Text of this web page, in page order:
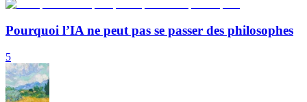
Pourquoi l’IA ne peut pas se passer des philosophes
5